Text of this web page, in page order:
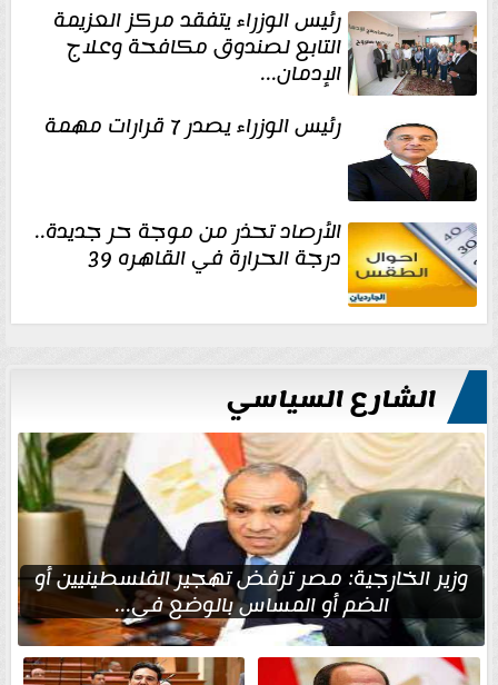
رئيس الوزراء يتفقد مركز العزيمة
التابع لصندوق مكافحة وعلاج
الإدمان...
رئيس الوزراء يصدر 7 قرارات مهمة
الأرصاد تحذر من موجة حر جديدة..
درجة الحرارة في القاهره 39
الشارع السياسي
وزير الخارجية: مصر ترفض تهجير الفلسطينيين أو
الضم أو المساس بالوضع في...